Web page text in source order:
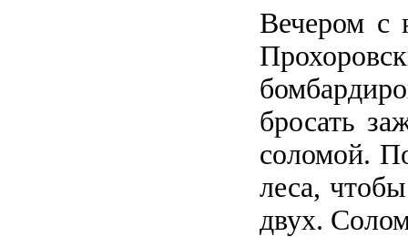
Вечером с
бросать
соломой.
леса,
двух.